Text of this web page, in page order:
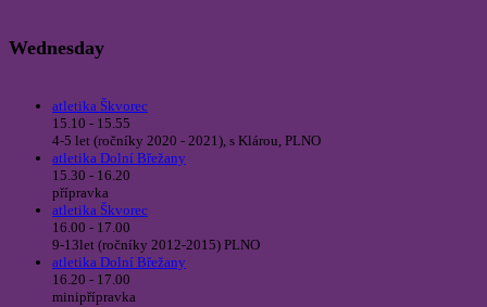
Wednesday
atletika Škvorec
15.10 - 15.55
4-5 let (ročníky 2020 - 2021), s Klárou, PLNO
atletika Dolní Břežany
15.30 - 16.20
přípravka
atletika Škvorec
16.00 - 17.00
9-13let (ročníky 2012-2015) PLNO
atletika Dolní Břežany
16.20 - 17.00
minipřípravka